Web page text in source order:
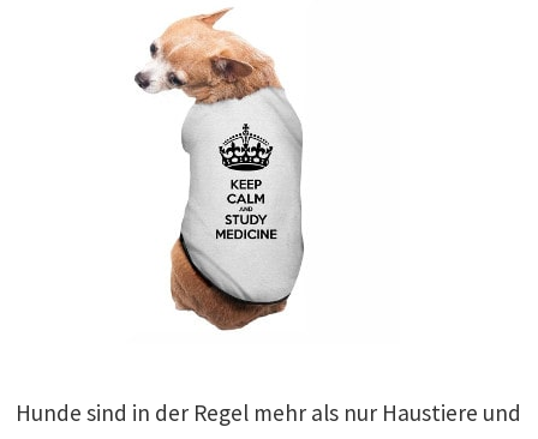
Hunde sind in der Regel mehr als nur Haustiere und